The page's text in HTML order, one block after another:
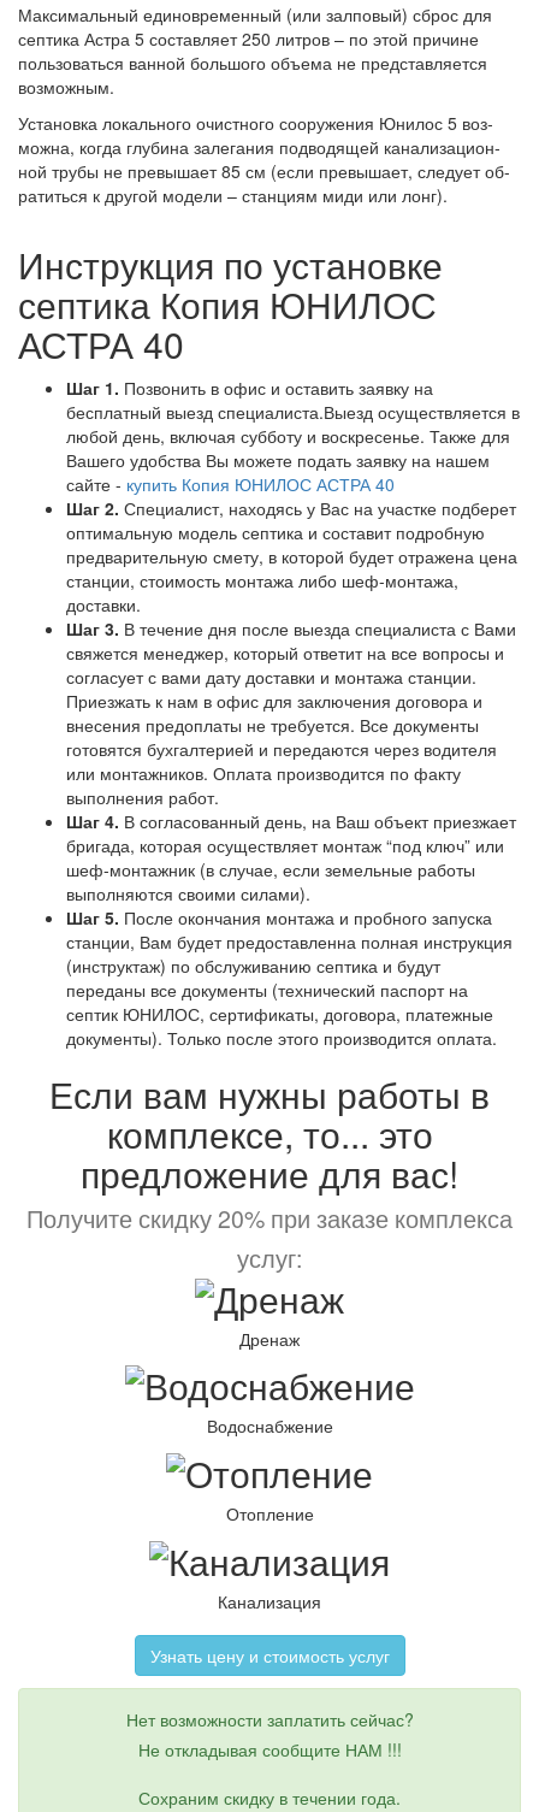
Мак­си­маль­ный еди­нов­ре­мен­ный (или зал­по­вый) сброс для
сеп­ти­ка Ас­тра 5 сос­тав­ля­ет 250 лит­ров – по этой при­чи­не
поль­зо­вать­ся ван­ной боль­шо­го объ­ема не пред­став­ля­ет­ся
воз­мож­ным.
Ус­та­нов­ка ло­каль­но­го очис­тно­го со­ору­же­ния Юни­лос 5 воз­
мож­на, ког­да глу­би­на за­ле­га­ния под­во­дя­щей ка­на­ли­за­ци­он­
ной тру­бы не пре­вы­ша­ет 85 см (ес­ли пре­вы­ша­ет, сле­ду­ет об­
ра­тить­ся к дру­гой мо­де­ли – стан­ци­ям ми­ди или лонг).
Инструкция по установке
септика Копия ЮНИЛОС
АСТРА 40
Шаг 1. Позвонить в офис и оставить заявку на
бесплатный выезд специалиста.Выезд осуществляется в
любой день, включая субботу и воскресенье. Также для
Вашего удобства Вы можете подать заявку на нашем
сайте - купить Копия ЮНИЛОС АСТРА 40
Шаг 2. Специалист, находясь у Вас на участке подберет
оптимальную модель септика и составит подробную
предварительную смету, в которой будет отражена цена
станции, стоимость монтажа либо шеф-монтажа,
доставки.
Шаг 3. В течение дня после выезда специалиста с Вами
свяжется менеджер, который ответит на все вопросы и
согласует с вами дату доставки и монтажа станции.
Приезжать к нам в офис для заключения договора и
внесения предоплаты не требуется. Все документы
готовятся бухгалтерией и передаются через водителя
или монтажников. Оплата производится по факту
выполнения работ.
Шаг 4. В согласованный день, на Ваш объект приезжает
бригада, которая осуществляет монтаж “под ключ” или
шеф-монтажник (в случае, если земельные работы
выполняются своими силами).
Шаг 5. После окончания монтажа и пробного запуска
станции, Вам будет предоставленна полная инструкция
(инструктаж) по обслуживанию септика и будут
переданы все документы (технический паспорт на
септик ЮНИЛОС, сертификаты, договора, платежные
документы). Только после этого производится оплата.
Если вам нужны работы в
комплексе, то... это
предложение для вас!
Получите скидку 20% при заказе комплекса
услуг:
Дренаж
Водоснабжение
Отопление
Канализация
Узнать цену и стоимость услуг
Нет возможности заплатить сейчас?
Не откладывая сообщите НАМ !!!
Сохраним скидку в течении года.